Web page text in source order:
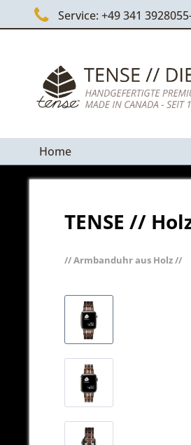
Service: +49 341
Home
TENSE //
// Armbanduhr aus Holz //